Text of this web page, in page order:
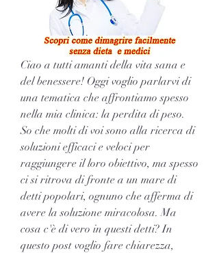
Ciao a tutti amanti della vita sana e
del benessere! Oggi voglio parlarvi di
una tematica che affrontiamo spesso
nella mia clinica: la perdita di peso.
So che molti di voi sono alla ricerca di
soluzioni efficaci e veloci per
raggiungere il loro obiettivo, ma spesso
ci si ritrova di fronte a un mare di
detti popolari, ognuno che afferma di
avere la soluzione miracolosa. Ma
cosa c'è di vero in questi detti? In
questo post voglio fare chiarezza,